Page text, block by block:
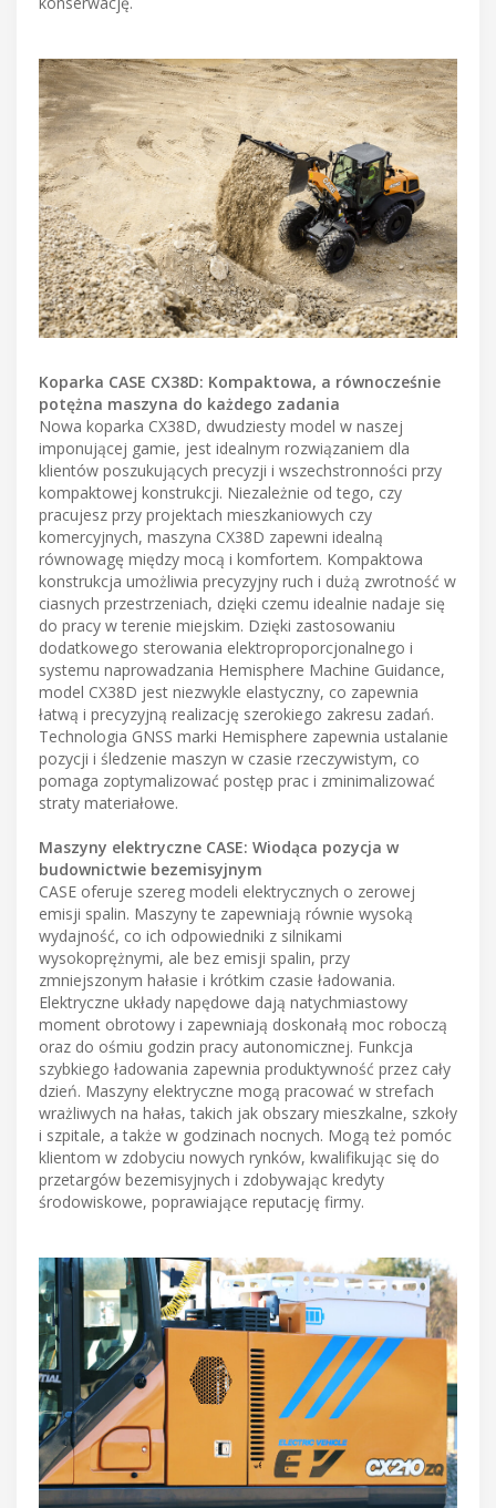
Koparka CASE CX38D: Kompaktowa, a równocześnie
potężna maszyna do każdego zadania
Nowa koparka CX38D, dwudziesty model w naszej
imponującej gamie, jest idealnym rozwiązaniem dla
klientów poszukujących precyzji i wszechstronności przy
kompaktowej konstrukcji. Niezależnie od tego, czy
pracujesz przy projektach mieszkaniowych czy
komercyjnych, maszyna CX38D zapewni idealną
równowagę między mocą i komfortem. Kompaktowa
konstrukcja umożliwia precyzyjny ruch i dużą zwrotność w
ciasnych przestrzeniach, dzięki czemu idealnie nadaje się
do pracy w terenie miejskim. Dzięki zastosowaniu
dodatkowego sterowania elektroproporcjonalnego i
systemu naprowadzania Hemisphere Machine Guidance,
model CX38D jest niezwykle elastyczny, co zapewnia
łatwą i precyzyjną realizację szerokiego zakresu zadań.
Technologia GNSS marki Hemisphere zapewnia ustalanie
pozycji i śledzenie maszyn w czasie rzeczywistym, co
pomaga zoptymalizować postęp prac i zminimalizować
straty materiałowe.
Maszyny elektryczne CASE: Wiodąca pozycja w
budownictwie bezemisyjnym
CASE oferuje szereg modeli elektrycznych o zerowej
emisji spalin. Maszyny te zapewniają równie wysoką
wydajność, co ich odpowiedniki z silnikami
wysokoprężnymi, ale bez emisji spalin, przy
zmniejszonym hałasie i krótkim czasie ładowania.
Elektryczne układy napędowe dają natychmiastowy
moment obrotowy i zapewniają doskonałą moc roboczą
oraz do ośmiu godzin pracy autonomicznej. Funkcja
szybkiego ładowania zapewnia produktywność przez cały
dzień. Maszyny elektryczne mogą pracować w strefach
wrażliwych na hałas, takich jak obszary mieszkalne, szkoły
i szpitale, a także w godzinach nocnych. Mogą też pomóc
klientom w zdobyciu nowych rynków, kwalifikując się do
przetargów bezemisyjnych i zdobywając kredyty
środowiskowe, poprawiające reputację firmy.